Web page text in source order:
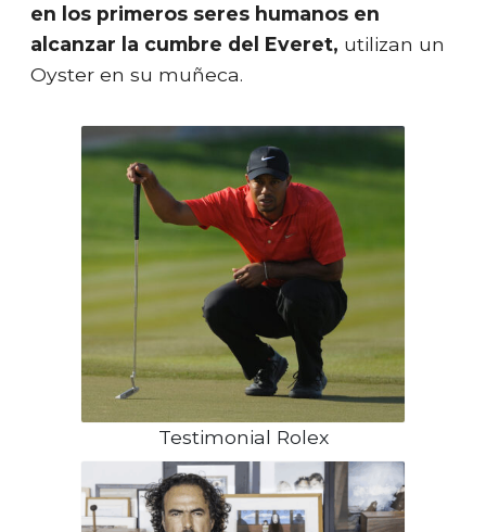
en los primeros seres humanos en
alcanzar la cumbre del Everet, utilizan un
Oyster en su muñeca.
Testimonial Rolex